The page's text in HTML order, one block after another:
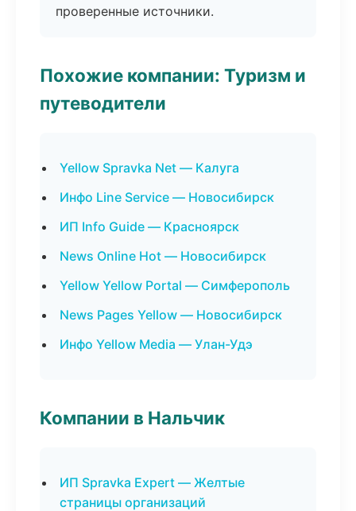
проверенные источники.
Похожие компании: Туризм и
путеводители
Yellow Spravka Net — Калуга
Инфо Line Service — Новосибирск
ИП Info Guide — Красноярск
News Online Hot — Новосибирск
Yellow Yellow Portal — Симферополь
News Pages Yellow — Новосибирск
Инфо Yellow Media — Улан-Удэ
Компании в Нальчик
ИП Spravka Expert — Желтые
страницы организаций